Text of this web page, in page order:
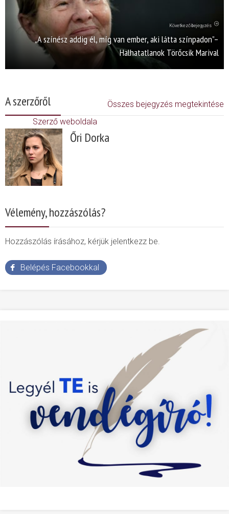
Következő bejegyzés
„A színész addig él, míg van ember, aki látta színpadon”–
Halhatatlanok Törőcsik Marival
A szerzőről
Összes bejegyzés megtekintése
Szerző weboldala
Őri Dorka
Vélemény, hozzászólás?
Hozzászólás írásához, kérjük jelentkezz be.
Belépés Facebookkal